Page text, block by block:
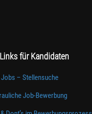
für Kandidaten
Jobs – Stellensuche
Job-Bewerbung